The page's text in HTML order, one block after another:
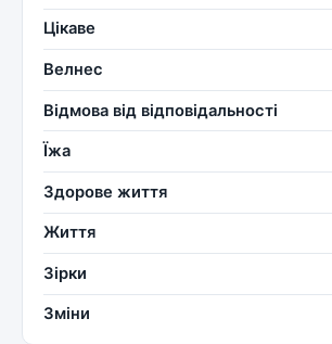
Цікаве
Велнес
Відмова від відповідальності
Їжа
Здорове життя
Життя
Зірки
Зміни